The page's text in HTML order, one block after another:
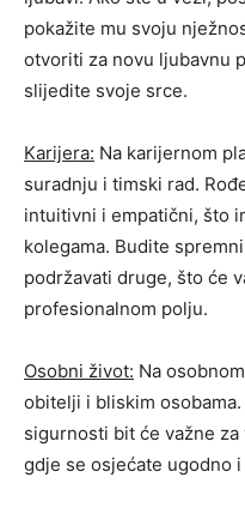
pokažite mu svoju
otvoriti za novu ljubavnu
slijedite svoje srce.
Karijera: Na karijernom
suradnju i timski rad.
intuitivni i empatični, što
kolegama. Budite
podržavati druge, što će
profesionalnom polju.
Osobni život: Na
obitelji i bliskim
sigurnosti bit će važne za
gdje se osjećate ugodno